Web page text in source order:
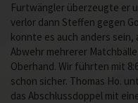
Furtwängler überzeugte er
verlor dann Steffen gegen
konnte es auch anders sein,
Abwehr mehrerer
Oberhand. Wir führten mit
schon sicher. Thomas Ho.
das Abschlussdoppel mit